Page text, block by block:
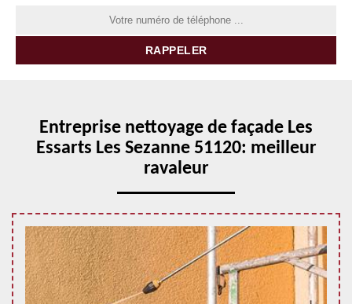
Entreprise nettoyage de façade Les
Essarts Les Sezanne 51120: meilleur
ravaleur